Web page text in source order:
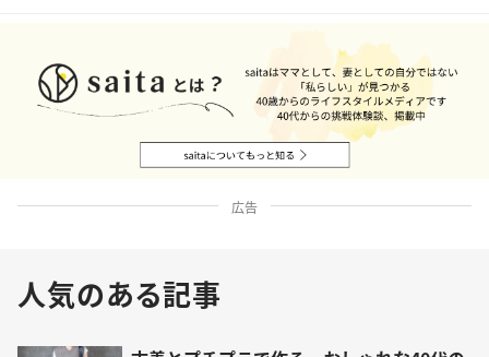
広告
人気のある記事